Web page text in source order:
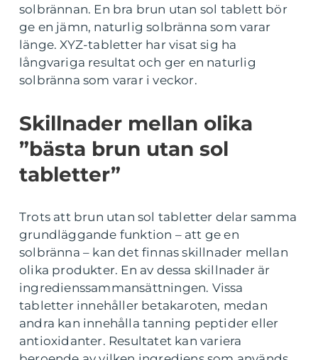
solbrännan. En bra brun utan sol tablett bör
ge en jämn, naturlig solbränna som varar
länge. XYZ-tabletter har visat sig ha
långvariga resultat och ger en naturlig
solbränna som varar i veckor.
Skillnader mellan olika
”bästa brun utan sol
tabletter”
Trots att brun utan sol tabletter delar samma
grundläggande funktion – att ge en
solbränna – kan det finnas skillnader mellan
olika produkter. En av dessa skillnader är
ingredienssammansättningen. Vissa
tabletter innehåller betakaroten, medan
andra kan innehålla tanning peptider eller
antioxidanter. Resultatet kan variera